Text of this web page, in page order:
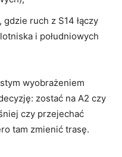
gdzie ruch z S14 łączy
i południowych
wyobrażeniem
zostać na A2 czy
czy przejechać
tam zmienić trasę.